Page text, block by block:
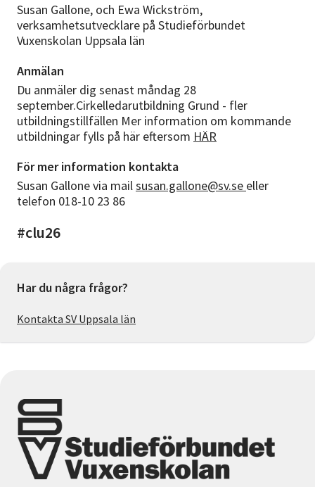
Susan Gallone, och Ewa Wickström,
verksamhetsutvecklare på Studieförbundet
Vuxenskolan Uppsala län
Anmälan
Du anmäler dig senast måndag 28
september.Cirkelledarutbildning Grund - fler
utbildningstillfällen Mer information om kommande
utbildningar fylls på här eftersom HÄR
För mer information kontakta
Susan Gallone via mailsusan.gallone@sv.se eller
telefon 018-10 23 86
#clu26
Har du några frågor?
Kontakta SV Uppsala län